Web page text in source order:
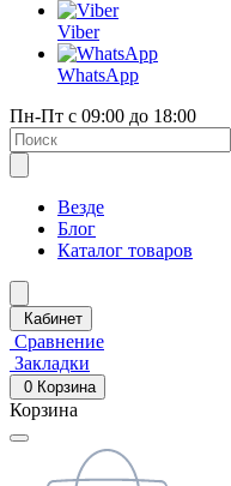
Viber
WhatsApp
Пн-Пт с 09:00 до 18:00
Везде
Блог
Каталог товаров
Кабинет
Сравнение
Закладки
0 Корзина
Корзина